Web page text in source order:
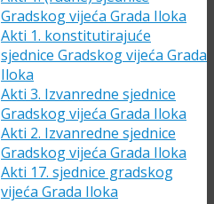
Gradskog vijeća Grada Iloka
Akti 1. konstitutirajuće
sjednice Gradskog vijeća Grada
Iloka
Akti 3. Izvanredne sjednice
Gradskog vijeća Grada Iloka
Akti 2. Izvanredne sjednice
Gradskog vijeća Grada Iloka
Akti 17. sjednice gradskog
vijeća Grada Iloka